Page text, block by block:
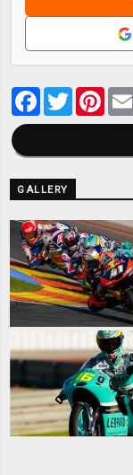
Facebook
Twitter
GALLERY